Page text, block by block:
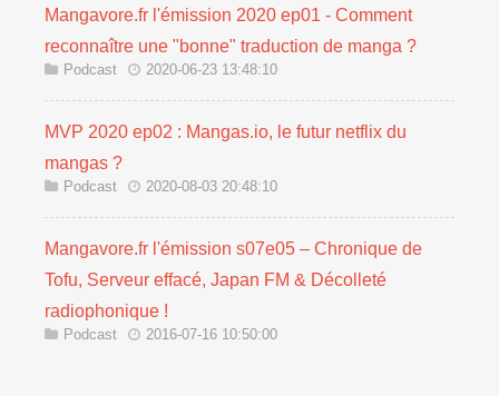
Mangavore.fr l'émission 2020 ep01 - Comment
reconnaître une "bonne" traduction de manga ?
Podcast 2020-06-23 13:48:10
MVP 2020 ep02 : Mangas.io, le futur netflix du
mangas ?
Podcast 2020-08-03 20:48:10
Mangavore.fr l'émission s07e05 – Chronique de
Tofu, Serveur effacé, Japan FM & Décolleté
radiophonique !
Podcast 2016-07-16 10:50:00